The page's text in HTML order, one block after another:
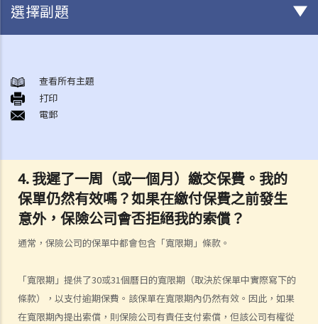
4.我遲了一周（或一個月）繳交保費。我的
保單仍然有效嗎？如果在繳付保費之前發生
意外，保險公司會否拒絕我的索償？
通常，保險公司的保單中都會包含「寬限期」條款。
「寬限期」提供了30或31個曆日的寬限期（取決於保單中實際寫下的
條款），以支付逾期保費。該保單在寬限期內仍然有效。因此，如果
在寬限期內提出索償，則保險公司有責任支付索償，但該公司有權從
選擇副題
1. 投保人或保單持有人可能沒有向保險公司披露所有個人資料。沒有這
樣的披露會導致索償被拒絕嗎？哪些重要事實必須披露？
2. 除上述問題外，若一些沒有披露的資料與該項索償無關（例如，我因
項索償嗎？
3. 保險單中常見的「不保項目」是甚麼？
4. 我遲了一周（或一個月）繳交保費。我的保單仍然有效嗎？如果在繳
付保費之前發生意外，保險公司會否拒絕我的索償？
6. 我為同一風險（例如住院或家居損毀）購買了幾份保單。我可以從所
有保單索償全數保額，還是僅索償實際的開支/損失金額？人壽保險下的
死亡賠償是否受不同規則約束？
查看所有主題
打印
電郵